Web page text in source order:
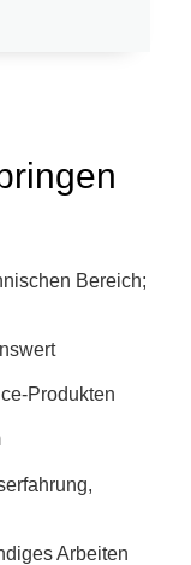
Bereich;
Produkten
Arbeiten